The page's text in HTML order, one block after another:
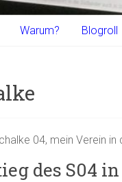
Warum? Blogroll
04, mein Verein in
des S04